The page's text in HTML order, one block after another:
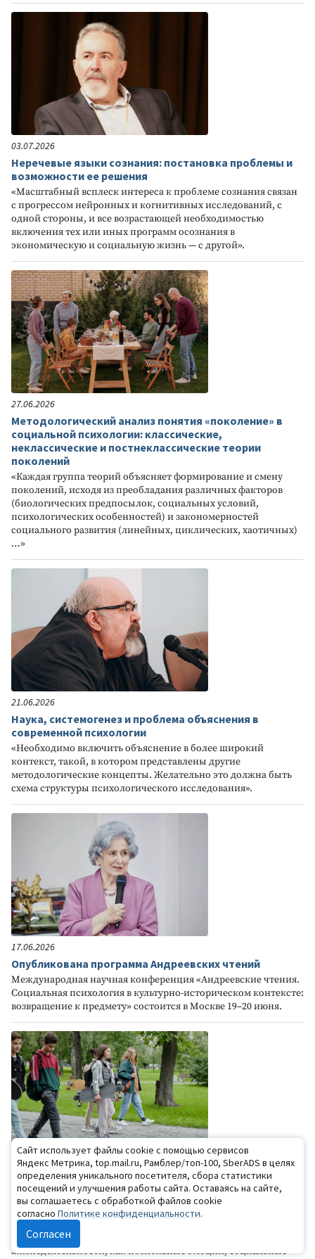
03.07.2026
Неречевые языки сознания: постановка проблемы и
возможности ее решения
«Масштабный всплеск интереса к проблеме сознания связан
с прогрессом нейронных и когнитивных исследований, с
одной стороны, и все возрастающей необходимостью
включения тех или иных программ осознания в
экономическую и социальную жизнь — с другой».
27.06.2026
Методологический анализ понятия «поколение» в
социальной психологии: классические,
неклассические и постнеклассические теории
поколений
«Каждая группа теорий объясняет формирование и смену
поколений, исходя из преобладания различных факторов
(биологических предпосылок, социальных условий,
психологических особенностей) и закономерностей
социального развития (линейных, циклических, хаотичных)
…»
21.06.2026
Наука, системогенез и проблема объяснения в
современной психологии
«Необходимо включить объяснение в более широкий
контекст, такой, в котором представлены другие
методологические концепты. Желательно это должна быть
схема структуры психологического исследования».
17.06.2026
Опубликована программа Андреевских чтений
Международная научная конференция «Андреевские чтения.
Социальная психология в культурно-историческом контексте:
возвращение к предмету» состоится в Москве 19–20 июня.
16.06.2026
Позитивно-психологический подход к социализации,
воспитанию и ресоциализации личности
«ППИ положительно стимулируют психологическое
благополучие через воздействие на личностные
характеристики индивидов, формирующие такие аспекты
жизнедеятельности, как позитивные эмоции, социальные
Сайт использует файлы cookie с помощью сервисов
Яндекс Метрика, top.mail.ru, Рамблер/топ-100, SberADS в целях
определения уникального посетителя, сбора статистики
посещений и улучшения работы сайта. Оставаясь на сайте,
вы соглашаетесь с обработкой файлов cookie
согласно Политике конфиденциальности.
Согласен